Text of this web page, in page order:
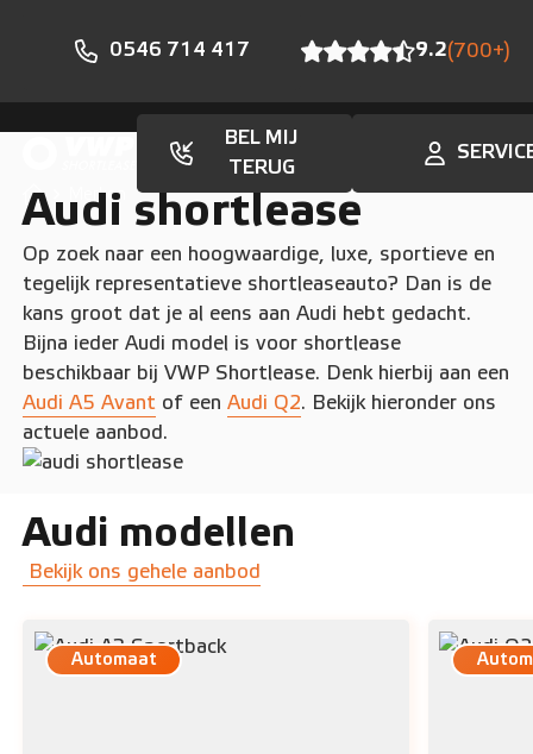
0546 714 417 9.2(700+)
BEL MIJ
TERUG
Merken
Audi shortlease
Op zoek naar een hoogwaardige, luxe, sportieve en
tegelijk representatieve shortleaseauto? Dan is de
kans groot dat je al eens aan Audi hebt gedacht.
Bijna ieder Audi model is voor shortlease
beschikbaar bij VWP Shortlease. Denk hierbij aan een
Audi A5 Avant of eenAudi Q2. Bekijk hieronder ons
actuele aanbod.
Audi modellen
Bekijk ons gehele aanbod
Automaat